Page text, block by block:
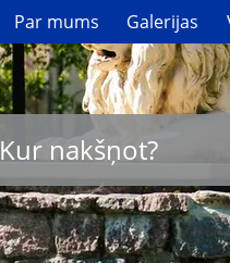
Par mums Galerijas
Kur nakšņot?